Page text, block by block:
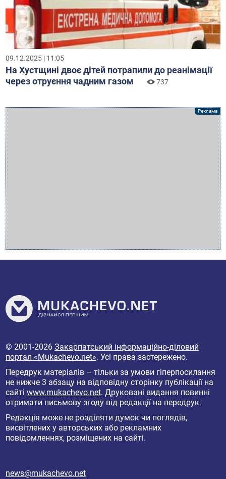
09.12.2025 | 11:05
На Хустщині двоє дітей потрапили до реанімації
через отруєння чадним газом
737
© 2001-2026Закарпатський інформаційно-діловий
портал «Mukachevo.net». Усі права застережено.
Передрук матеріалів – тільки за умови гіперпосилання
не нижче 3 абзацу на відповідну сторінку публікації на
сайтіwww.mukachevo.net. Друковані видання повинні
отримати письмову згоду від редакції на передрук.
Редакція може не розділяти думок чи поглядів,
висвітлених у авторських або рекламних
повідомленнях, розміщених на сайті.
news@mukachevo.net